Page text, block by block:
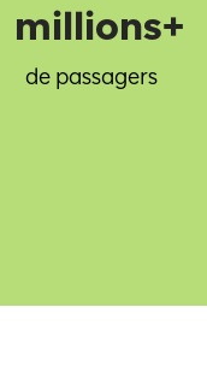
millions+
de passagers